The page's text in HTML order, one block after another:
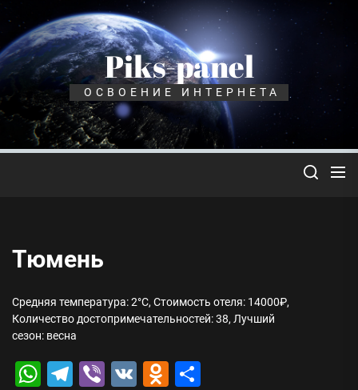
Перейти
содержимому
Piks-panel
ОСВОЕНИЕ ИНТЕРНЕТА
Тюмень
Средняя температура: 2°C, Стоимость отеля: 14000₽,
Количество достопримечательностей: 38, Лучший
сезон: весна
WhatsApp
Telegram
Viber
VK Odnoklassniki